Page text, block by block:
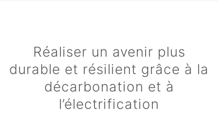
Réaliser un avenir plus
durable et résilient grâce à la
décarbonation et à
l’électrification